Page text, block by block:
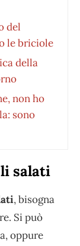
del
le briciole
della
non ho
sono
salati
, bisogna
Si può
oppure